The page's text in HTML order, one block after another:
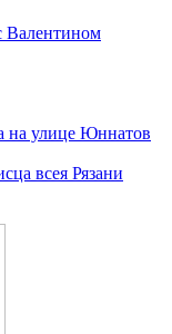
Валентином
на улице Юннатов
всея Рязани